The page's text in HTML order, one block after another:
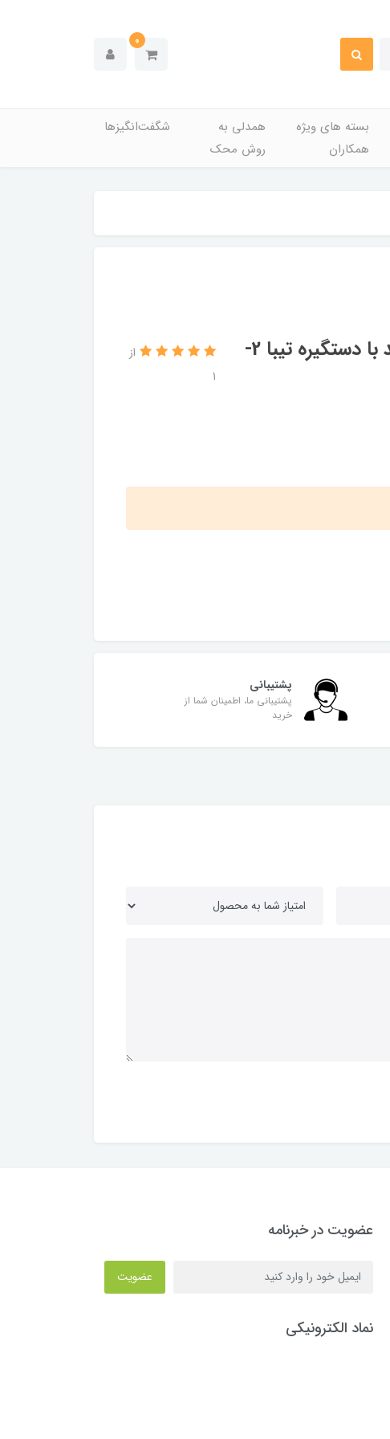
0
بسته های ویژه
همکاران
همدلی به
روش محک
شگفت‌انگیزها
مجموعه قفل عقب چپ کابلی جدید با دستگیره تیبا 2-
از
1
پشتیبانی
پشتیبانی ما، اطمینان شما از
خرید
عضویت در خبرنامه
عضویت
نماد الکترونیکی